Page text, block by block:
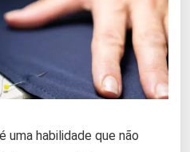
uma habilidade que não